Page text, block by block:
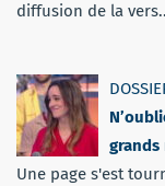
diffusion de la
grands
Une page s'est